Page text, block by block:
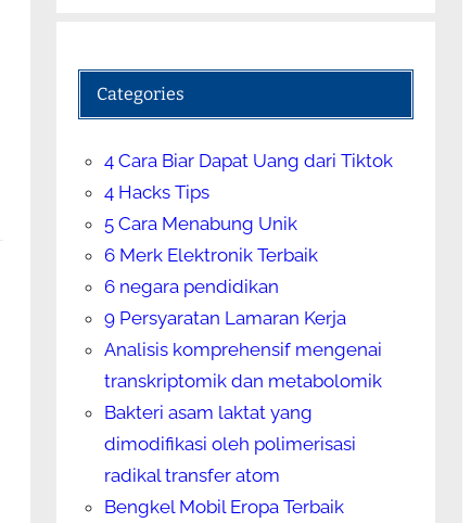
Categories
4 Cara Biar Dapat Uang dari Tiktok
4 Hacks Tips
5 Cara Menabung Unik
6 Merk Elektronik Terbaik
6 negara pendidikan
9 Persyaratan Lamaran Kerja
Analisis komprehensif mengenai
transkriptomik dan metabolomik
Bakteri asam laktat yang
dimodifikasi oleh polimerisasi
radikal transfer atom
Bengkel Mobil Eropa Terbaik